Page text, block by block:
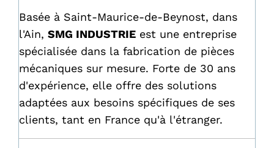
Basée à Saint-Maurice-de-Beynost, dans
l'Ain, SMG INDUSTRIE est une entreprise
spécialisée dans la fabrication de pièces
mécaniques sur mesure. Forte de 30 ans
d'expérience, elle offre des solutions
adaptées aux besoins spécifiques de ses
clients, tant en France qu'à l'étranger.